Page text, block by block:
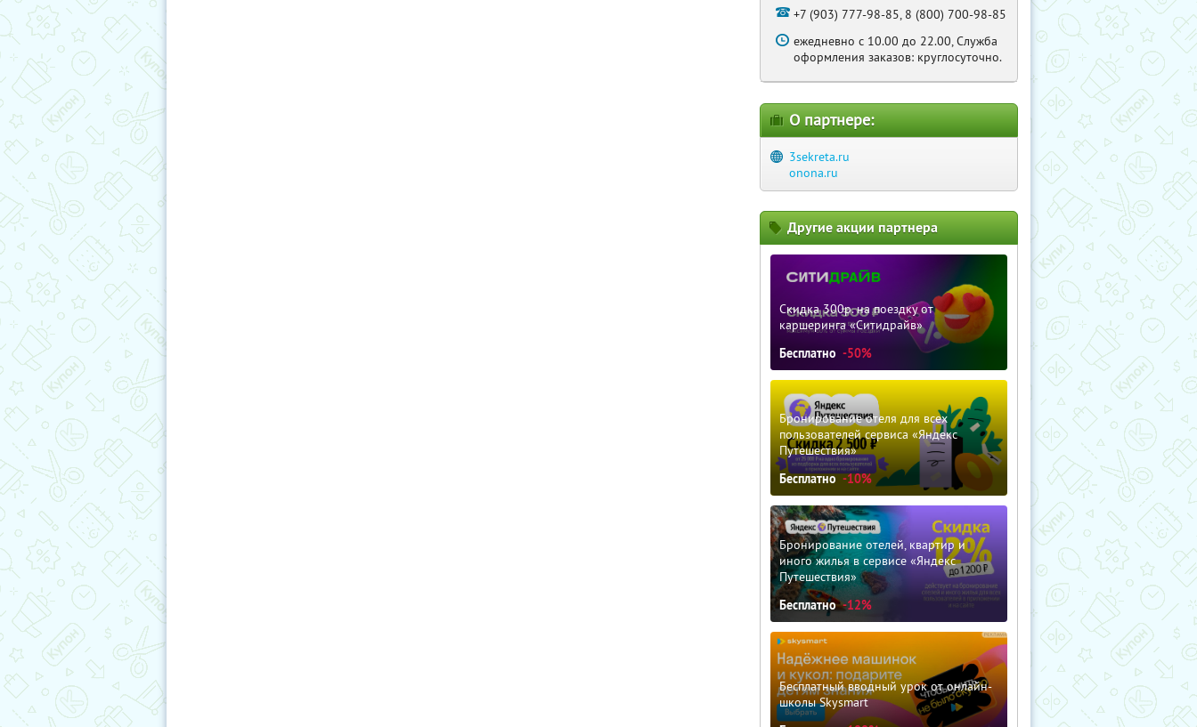
+7 (903) 777-98-85, 8 (800) 700-98-85
ежедневно с 10.00 до 22.00, Служба
оформления заказов: круглосуточно.
О партнере:
3sekreta.ru
onona.ru
Другие акции партнера
Скидка 300р. на поездку от
каршеринга «Ситидрайв»
Бесплатно -50%
Бронирование отеля для всех
пользователей сервиса «Яндекс
Путешествия»
Бесплатно -10%
Бронирование отелей, квартир и
иного жилья в сервисе «Яндекс
Путешествия»
Бесплатно -12%
Бесплатный вводный урок от онлайн-
школы Skysmart